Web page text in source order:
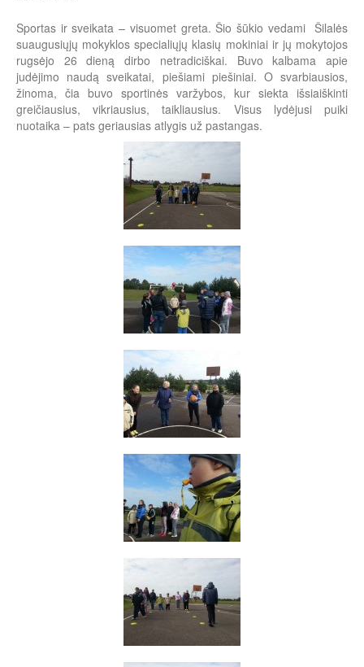
Sportas ir sveikata – visuomet greta. Šio šūkio vedami Šilalės
suaugusiųjų mokyklos specialiųjų klasių mokiniai ir jų mokytojos
rugsėjo 26 dieną dirbo netradiciškai. Buvo kalbama apie
judėjimo naudą sveikatai, piešiami piešiniai. O svarbiausios,
žinoma, čia buvo sportinės varžybos, kur siekta išsiaiškinti
greičiausius, vikriausius, taikliausius. Visus lydėjusi puiki
nuotaika – pats geriausias atlygis už pastangas.